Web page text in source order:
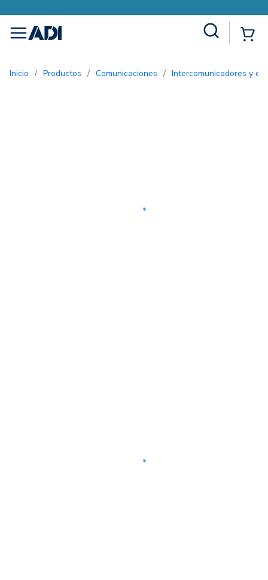
menu
Inicio / Productos / Comunicaciones / Intercomunicadores y